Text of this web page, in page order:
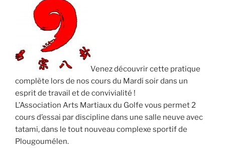
Venez découvrir cette pratique
complète lors de nos cours du Mardi soir dans un
esprit de travail et de convivialité !
L’Association Arts Martiaux du Golfe vous permet 2
cours d’essai par discipline dans une salle neuve avec
tatami, dans le tout nouveau complexe sportif de
Plougoumélen.